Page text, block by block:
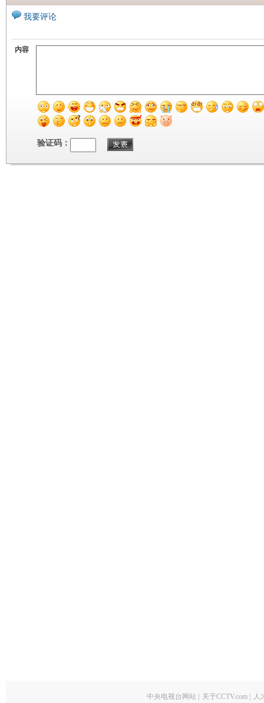
我要评论
内容
验证码：
中央电视台网站 关于CCTV.com 人